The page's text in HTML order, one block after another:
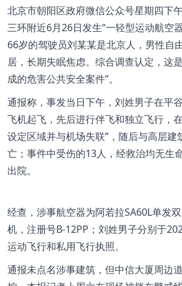
北京市朝阳区政府微信公众号星期四下
三环附近6月26日发生“一轻型运动航空
66岁的驾驶员刘某某是北京人，男性自
居，长期失眠焦虑。综合调查认定，这
成的危害公共安全案件”。
通报称，事发当日下午，刘姓男子在平
飞机起飞，先后进行伴飞和独立飞行，
设定区域并与机场失联”，随后与高层建
亡；事件中受伤的13人，经救治均无生
出院。
经查，涉事航空器为阿若拉SA60L单发
机，注册号B-12PP；刘姓男子分别于
运动飞行和私用飞行执照。
通报未点名涉事建筑，但中信大厦周边